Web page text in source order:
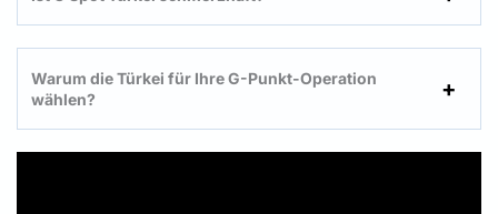
Warum die Türkei für Ihre G-Punkt-Operation
wählen?